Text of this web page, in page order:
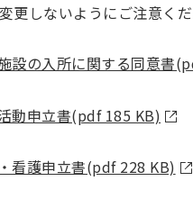
更しないようにご注意くだ
設の入所に関する同意書
動申立書(pdf 185 KB)
看護申立書(pdf 228 KB)